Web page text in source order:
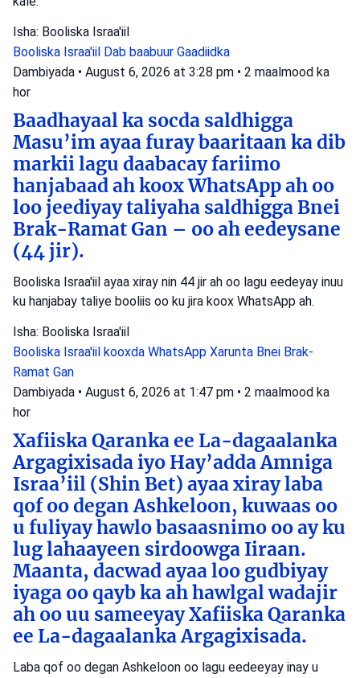
Isha: Booliska Israa'iil
Booliska Israa'iil Dab baabuur Gaadiidka
Dambiyada • August 6, 2026 at 3:28 pm • 2 maalmood ka
hor
Baadhayaal ka socda saldhigga
Masu’im ayaa furay baaritaan ka dib
markii lagu daabacay fariimo
hanjabaad ah koox WhatsApp ah oo
loo jeediyay taliyaha saldhigga Bnei
Brak-Ramat Gan – oo ah eedeysane
(44 jir).
Booliska Israa'iil ayaa xiray nin 44 jir ah oo lagu eedeyay inuu
ku hanjabay taliye booliis oo ku jira koox WhatsApp ah.
Isha: Booliska Israa'iil
Booliska Israa'iil kooxda WhatsApp Xarunta Bnei Brak-
Ramat Gan
Dambiyada • August 6, 2026 at 1:47 pm • 2 maalmood ka
hor
Xafiiska Qaranka ee La-dagaalanka
Argagixisada iyo Hay’adda Amniga
Israa’iil (Shin Bet) ayaa xiray laba
qof oo degan Ashkeloon, kuwaas oo
u fuliyay hawlo basaasnimo oo ay ku
lug lahaayeen sirdoowga Iiraan.
Maanta, dacwad ayaa loo gudbiyay
iyaga oo qayb ka ah hawlgal wadajir
ah oo uu sameeyay Xafiiska Qaranka
ee La-dagaalanka Argagixisada.
Laba qof oo degan Ashkeloon oo lagu eedeeyay inay u